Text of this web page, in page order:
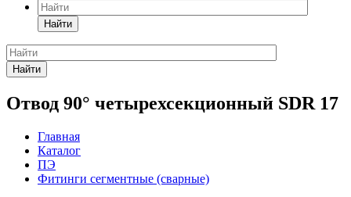
Найти
Найти
Отвод 90° четырехсекционный SDR 17
Главная
Каталог
ПЭ
Фитинги сегментные (сварные)